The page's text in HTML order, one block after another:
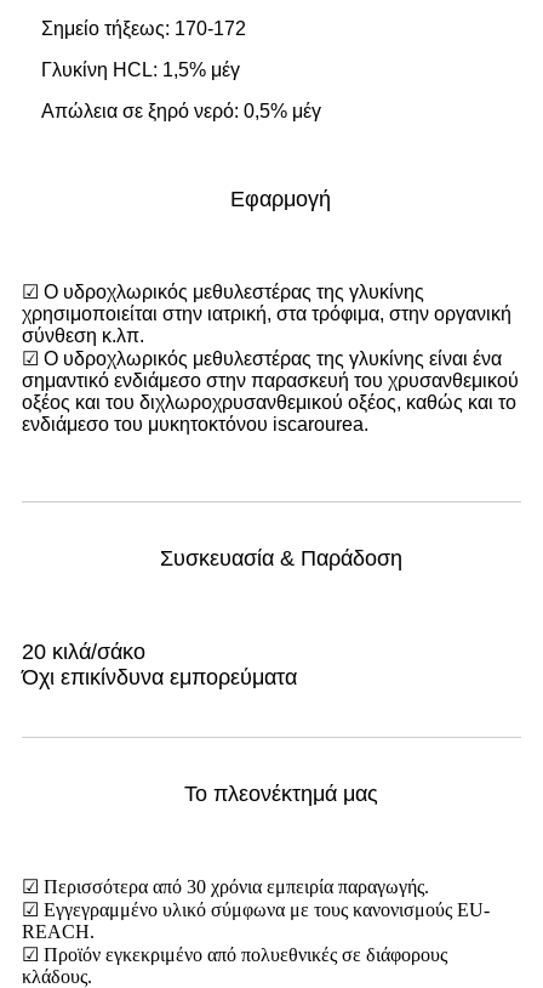
Σημείο τήξεως: 170-172
Γλυκίνη HCL: 1,5% μέγ
Απώλεια σε ξηρό νερό: 0,5% μέγ
Εφαρμογή
☑ Ο υδροχλωρικός μεθυλεστέρας της γλυκίνης
χρησιμοποιείται στην ιατρική, στα τρόφιμα, στην οργανική
σύνθεση κ.λπ.
☑ Ο υδροχλωρικός μεθυλεστέρας της γλυκίνης είναι ένα
σημαντικό ενδιάμεσο στην παρασκευή του χρυσανθεμικού
οξέος και του διχλωροχρυσανθεμικού οξέος, καθώς και το
ενδιάμεσο του μυκητοκτόνου iscarourea.
Συσκευασία & Παράδοση
20 κιλά/σάκο
Όχι επικίνδυνα εμπορεύματα
Το πλεονέκτημά μας
☑ Περισσότερα από 30 χρόνια εμπειρία παραγωγής.
☑ Εγγεγραμμένο υλικό σύμφωνα με τους κανονισμούς EU-
REACH.
☑ Προϊόν εγκεκριμένο από πολυεθνικές σε διάφορους
κλάδους.